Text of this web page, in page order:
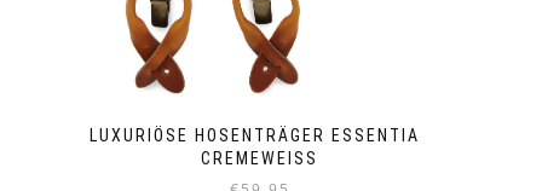
LUXURIÖSE HOSENTRÄGER ESSENTIAL
CREMEWEISS